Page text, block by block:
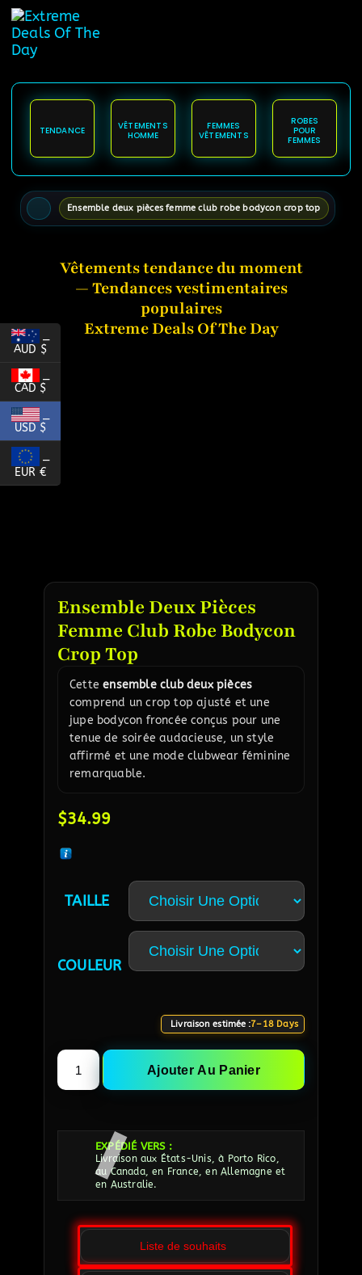
principal
TENDANCE
VÊTEMENTS
HOMME
FEMMES
VÊTEMENTS
ROBES
POUR
FEMMES
Ensemble deux pièces femme club robe bodycon crop top
Vêtements tendance du moment
— Tendances vestimentaires
populaires
Extreme Deals Of The Day
Ensemble Deux Pièces
Femme Club Robe Bodycon
Crop Top
Cetteensemble club deux pièces
comprend un crop top ajusté et une
jupe bodycon froncée conçus pour une
tenue de soirée audacieuse, un style
affirmé et une mode clubwear féminine
remarquable.
$34.99
TAILLE
COULEUR
Livraison estimée :7–18 Days
Ajouter Au Panier
EXPÉDIÉ VERS :
Livraison aux États-Unis, à Porto Rico,
au Canada, en France, en Allemagne et
en Australie.
Liste de souhaits
AUD $
CAD $
_
USD $
EUR €